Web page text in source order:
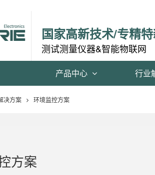
国家高新技术/专精
测试测量仪器&智能物联网
产品中心 行业
决方案 环境监控方案
方案